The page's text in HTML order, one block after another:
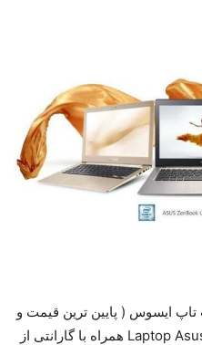
ایسوس ( پایین ترین قیمت و
جدیدترین ) در ایسوس ایران خرید Laptop Asus همراه با گارانتی از